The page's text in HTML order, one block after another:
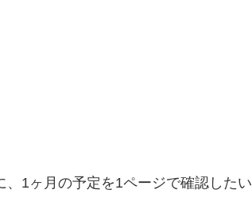
1ヶ月の予定を1ページで確認したい